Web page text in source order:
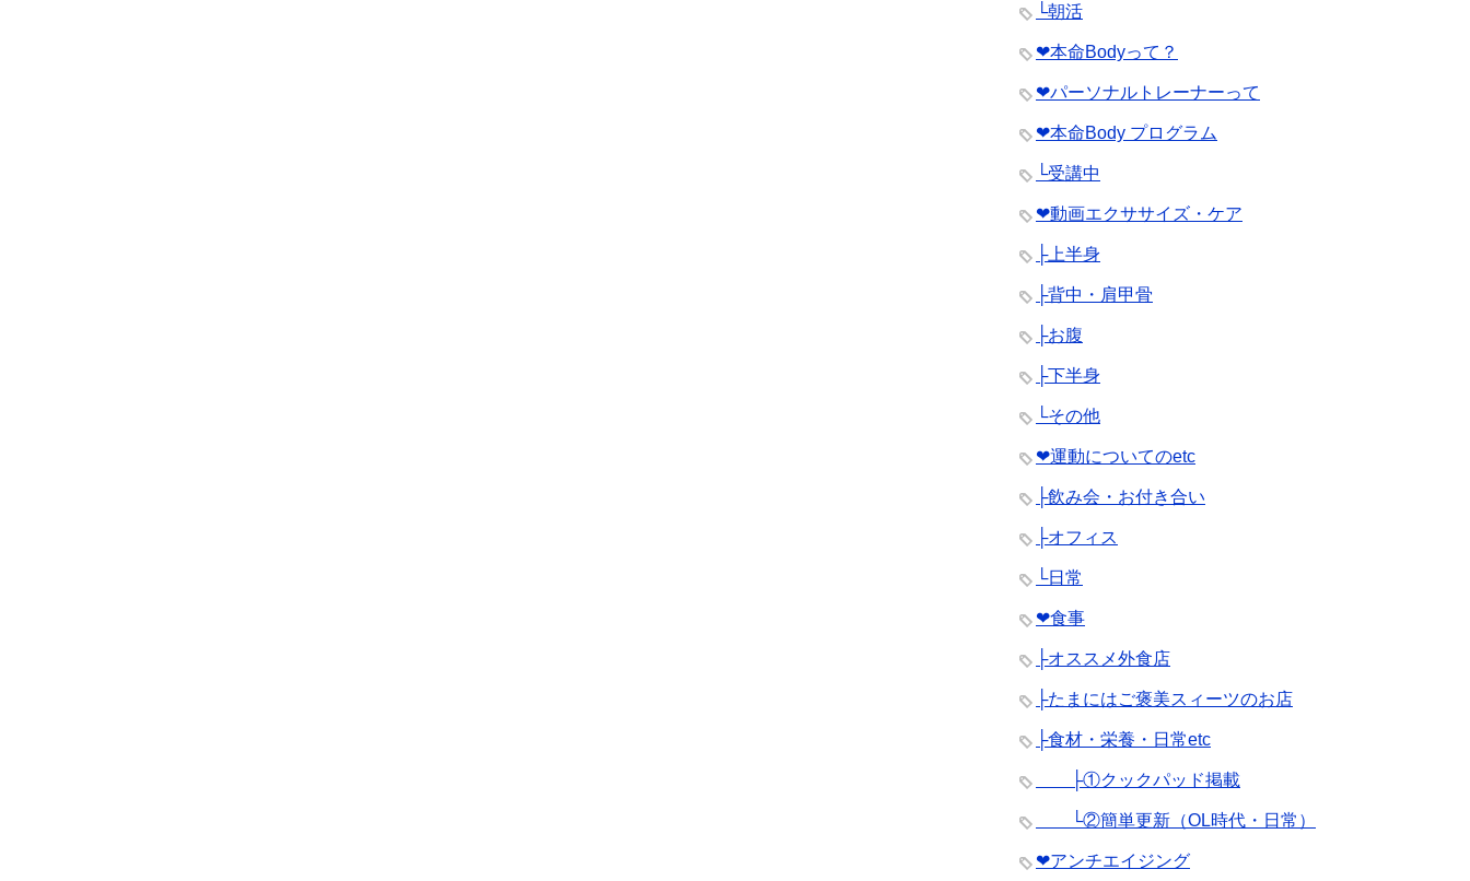
└朝活
❤︎本命Bodyって？
❤︎パーソナルトレーナーって
❤︎本命Body プログラム
└受講中
❤︎動画エクササイズ・ケア
├上半身
├背中・肩甲骨
├お腹
├下半身
└その他
❤︎運動についてのetc
├飲み会・お付き合い
├オフィス
└日常
❤︎食事
├オススメ外食店
├たまにはご褒美スィーツのお店
├食材・栄養・日常etc
├①クックパッド掲載
└②簡単更新（OL時代・日常）
❤︎アンチエイジング